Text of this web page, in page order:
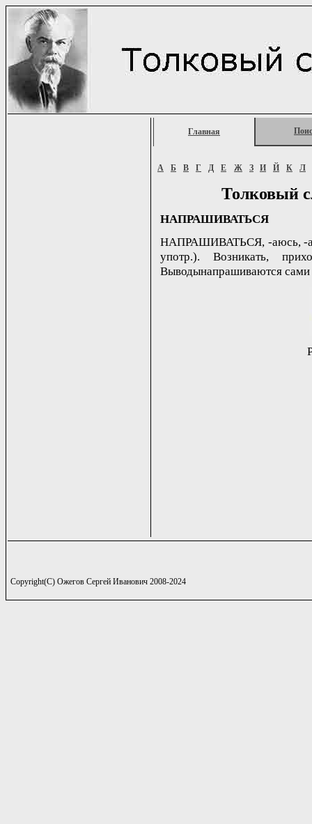
Главная
А Б В Г Д Е Ж З И Й К Л
Толковый
НАПРАШИВАТЬСЯ
НАПРАШИВАТЬСЯ, -аюсь, -
употр.). Возникать,
Выводынапрашиваются сами
Copyright(C) Ожегов Сергей Иванович 2008-2024